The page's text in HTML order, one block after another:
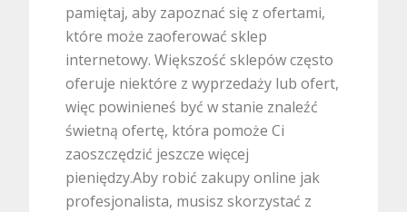
pamiętaj, aby zapoznać się z ofertami,
które może zaoferować sklep
internetowy. Większość sklepów często
oferuje niektóre z wyprzedaży lub ofert,
więc powinieneś być w stanie znaleźć
świetną ofertę, która pomoże Ci
zaoszczędzić jeszcze więcej
pieniędzy.Aby robić zakupy online jak
profesjonalista, musisz skorzystać z